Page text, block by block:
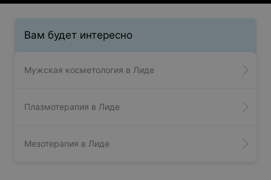
Вам будет интересно
Мужская косметология в Лиде
Плазмотерапия в Лиде
Мезотерапия в Лиде